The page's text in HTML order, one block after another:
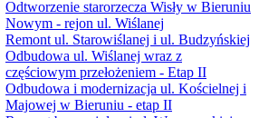
Odtworzenie starorzecza Wisły w Bieruniu
Nowym - rejon ul. Wiślanej
Remont ul. Starowiślanej i ul. Budzyńskiej
Odbudowa ul. Wiślanej wraz z
częściowym przełożeniem - Etap II
Odbudowa i modernizacja ul. Kościelnej i
Majowej w Bieruniu - etap II